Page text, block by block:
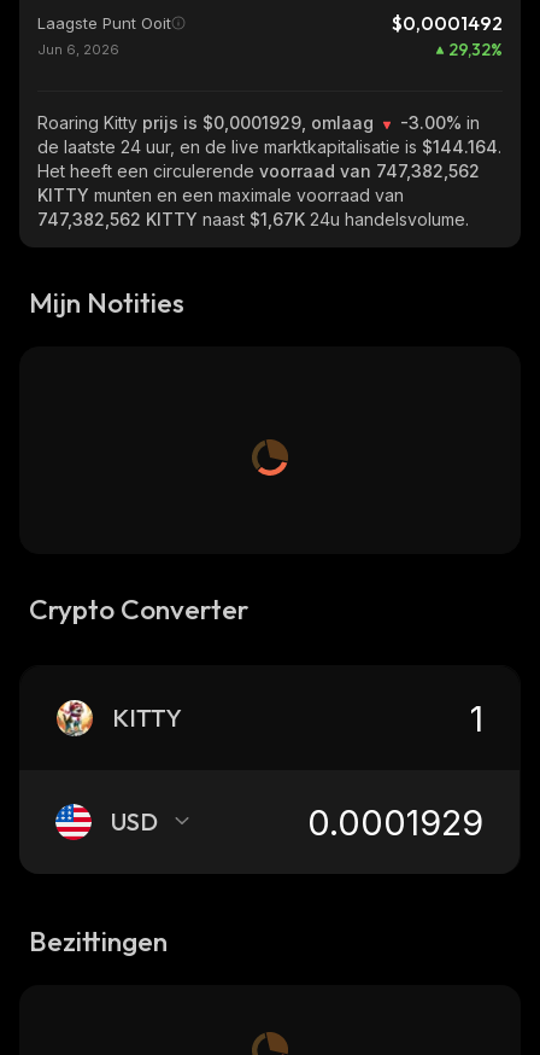
Laagste Punt Ooit $0,0001492
Jun 6, 2026 29,32%
Roaring Kitty prijs is $0,0001929, omlaag -3.00% in
de laatste 24 uur, en de live marktkapitalisatie is $144.164.
Het heeft een circulerende voorraad van 747,382,562
KITTY munten en een maximale voorraad van
747,382,562 KITTY naast $1,67K 24u handelsvolume.
Mijn Notities
Crypto Converter
KITTY
USD
Bezittingen